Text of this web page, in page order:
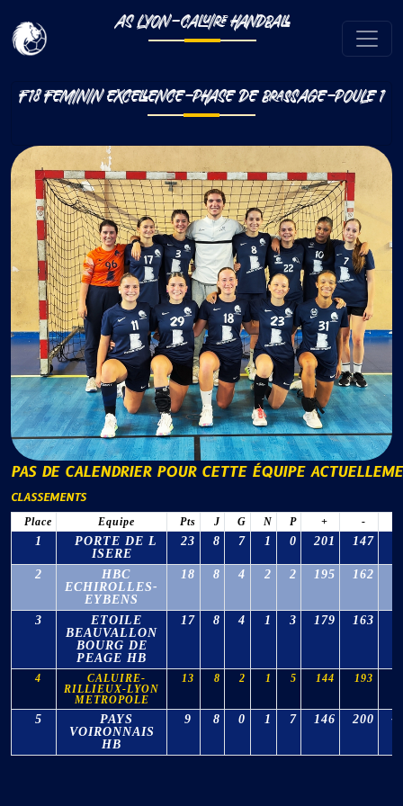
AS LYON-CALUIRE HANDBALL
F18 FEMININ EXCELLENCE-PHASE DE BRASSAGE-POULE 1
PAS DE CALENDRIER POUR CETTE ÉQUIPE
CLASSEMENTS
Place Equipe Pts J G N P + -
1
PORTE DE L
ISERE
23 8 7 1 0 201 147
2
HBC
ECHIROLLES-
EYBENS
18 8 4 2 2 195 162
3
ETOILE
BEAUVALLON
BOURG DE
PEAGE HB
17 8 4 1 3 179 163
4
CALUIRE-
RILLIEUX-LYON
METROPOLE
13 8 2 1 5 144 193
5
PAYS
VOIRONNAIS
HB
9 8 0 1 7 146 200 -